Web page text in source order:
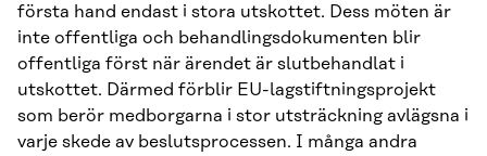
första hand endast i stora utskottet. Dess möten är
inte offentliga och behandlingsdokumenten blir
offentliga först när ärendet är slutbehandlat i
utskottet. Därmed förblir EU-lagstiftningsprojekt
som berör medborgarna i stor utsträckning avlägsna i
varje skede av beslutsprocessen. I många andra